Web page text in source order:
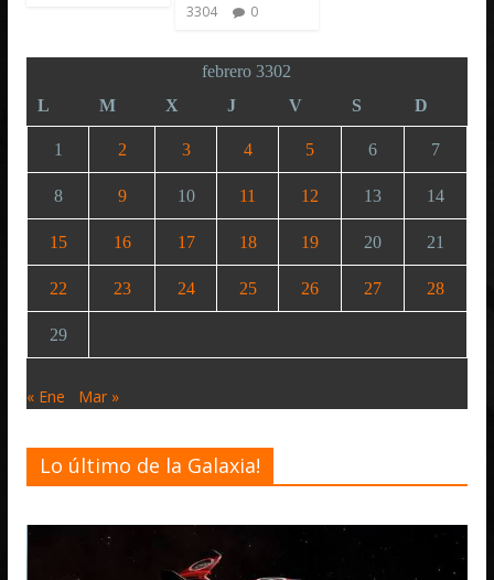
3304
0
febrero 3302
L
M X J V S D
1 2 3 4 5 6 7
8 9 10 11 12 13 14
15 16 17 18 19 20 21
22 23 24 25 26 27 28
29
« Ene Mar »
Lo último de la Galaxia!